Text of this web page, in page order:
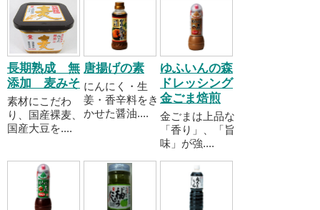
長期熟成 無
添加 麦みそ
素材にこだわ
り、国産裸麦、
国産大豆を....
唐揚げの素
にんにく・生
姜・香辛料をき
かせた醤油....
ゆふいんの森
ドレッシング
金ごま焙煎
金ごまは上品な
「香り」、「旨
味」が強....